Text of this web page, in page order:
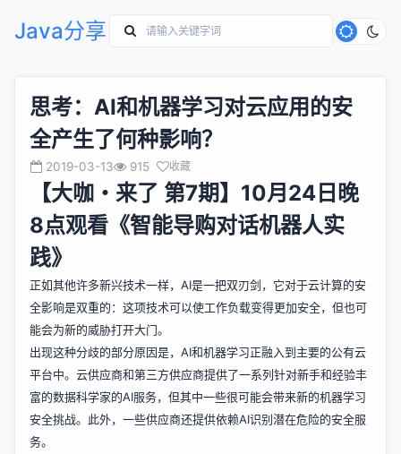
Java分享
思考：AI和机器学习对云应用的安
全产生了何种影响？
2019-03-13 915 收藏
【大咖・来了 第7期】10月24日晚
8点观看《智能导购对话机器人实
践》
正如其他许多新兴技术一样，AI是一把双刃剑，它对于云计算的安
全影响是双重的：这项技术可以使工作负载变得更加安全，但也可
能会为新的威胁打开大门。
出现这种分歧的部分原因是，AI和机器学习正融入到主要的公有云
平台中。云供应商和第三方供应商提供了一系列针对新手和经验丰
富的数据科学家的AI服务，但其中一些很可能会带来新的机器学习
安全挑战。此外，一些供应商还提供依赖AI识别潜在危险的安全服
务。